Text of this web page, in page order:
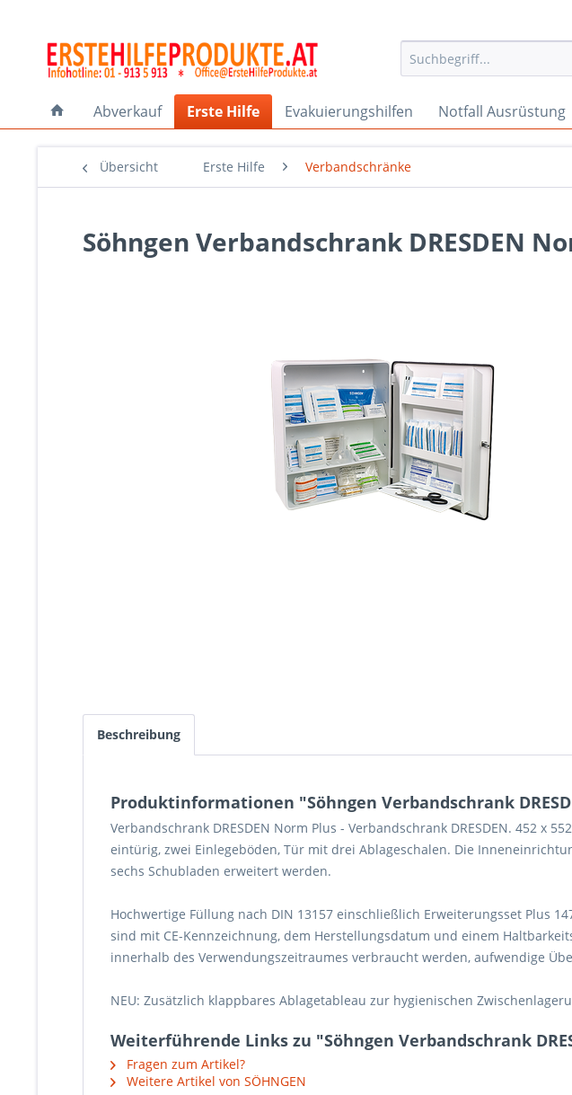
Abverkauf Erste Hilfe Evakuierungshilfen Notfall Ausrüstung
Übersicht Erste Hilfe Verbandschränke
Söhngen Verbandschrank DRESDEN
Beschreibung
Produktinformationen "Söhngen Verbandschrank
Verbandschrank DRESDEN Norm Plus - Verbandschrank DRESDEN. 452 x
eintürig, zwei Einlegeböden, Tür mit drei Ablageschalen. Die
sechs Schubladen erweitert werden.
Hochwertige Füllung nach DIN 13157 einschließlich Erweiterungsset Plus
sind mit CE-Kennzeichnung, dem Herstellungsdatum und einem
innerhalb des Verwendungszeitraumes verbraucht werden, aufwendige
NEU: Zusätzlich klappbares Ablagetableau zur hygienischen
Weiterführende Links zu "Söhngen Verbandschrank
Fragen zum Artikel?
Weitere Artikel von SÖHNGEN